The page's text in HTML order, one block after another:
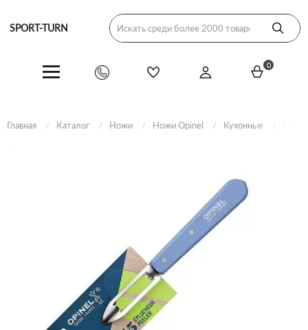
SPORT-TURN
0
Главная Каталог Ножи Ножи Opinel Кухонные